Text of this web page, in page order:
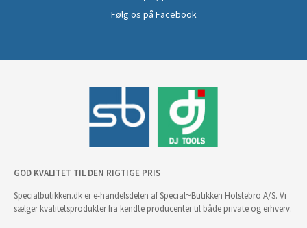
Følg os på Facebook
GOD KVALITET TIL DEN RIGTIGE PRIS
Specialbutikken.dk er e-handelsdelen af Special~Butikken Holstebro A/S. Vi
sælger kvalitetsprodukter fra kendte producenter til både private og erhverv.